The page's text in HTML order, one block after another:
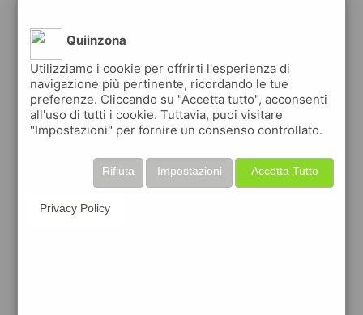
Quiinzona
Utilizziamo i cookie per offrirti l'esperienza di
navigazione più pertinente, ricordando le tue
preferenze. Cliccando su "Accetta tutto", acconsenti
all'uso di tutti i cookie. Tuttavia, puoi visitare
"Impostazioni" per fornire un consenso controllato.
Accetta Tutto
Impostazioni
Rifiuta
Privacy Policy